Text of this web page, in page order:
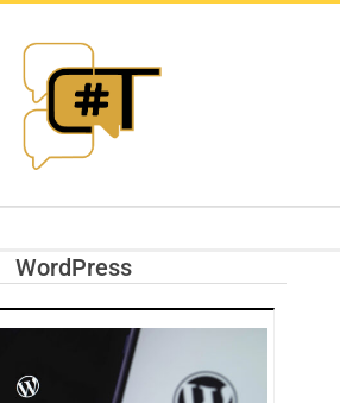
RIVISTA
TRENDS
WordPress